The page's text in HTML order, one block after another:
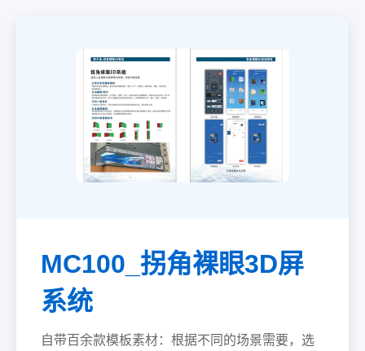
MC100_拐角裸眼3D屏
系统
自带百余款模板素材：根据不同的场景需要，选